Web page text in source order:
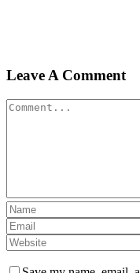
Leave A Comment
Comment